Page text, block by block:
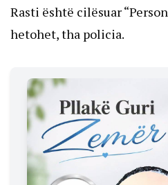
Rasti është cilësuar
hetohet, tha policia.